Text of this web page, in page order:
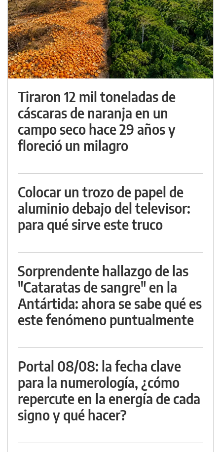
Tiraron 12 mil toneladas de
cáscaras de naranja en un
campo seco hace 29 años y
floreció un milagro
Colocar un trozo de papel de
aluminio debajo del televisor:
para qué sirve este truco
Sorprendente hallazgo de las
"Cataratas de sangre" en la
Antártida: ahora se sabe qué es
este fenómeno puntualmente
Portal 08/08: la fecha clave
para la numerología, ¿cómo
repercute en la energía de cada
signo y qué hacer?